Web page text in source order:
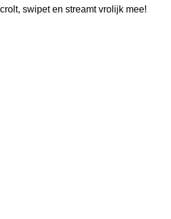
swipet en streamt vrolijk mee!